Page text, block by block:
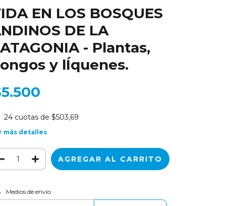
EN LOS BOSQUES
DE LA
- Plantas,
y lÍquenes.
24 cuotas de $503,69
más detalles
para el CP:
Medios de envío